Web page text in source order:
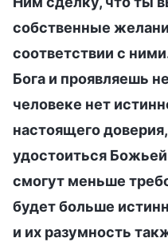
собственные
соответствии с
Бога и проявляешь
человеке нет
настоящего
удостоиться
смогут меньше
будет больше
и их разумность